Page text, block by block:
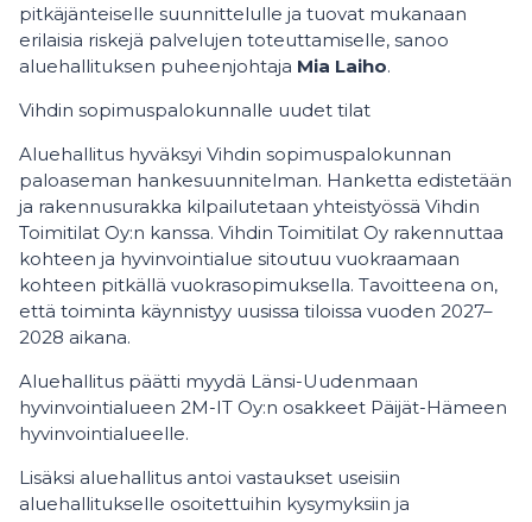
pitkäjänteiselle suunnittelulle ja tuovat mukanaan
erilaisia riskejä palvelujen toteuttamiselle, sanoo
aluehallituksen puheenjohtaja Mia Laiho.
Vihdin sopimuspalokunnalle uudet tilat
Aluehallitus hyväksyi Vihdin sopimuspalokunnan
paloaseman hankesuunnitelman. Hanketta edistetään
ja rakennusurakka kilpailutetaan yhteistyössä Vihdin
Toimitilat Oy:n kanssa. Vihdin Toimitilat Oy rakennuttaa
kohteen ja hyvinvointialue sitoutuu vuokraamaan
kohteen pitkällä vuokrasopimuksella. Tavoitteena on,
että toiminta käynnistyy uusissa tiloissa vuoden 2027–
2028 aikana.
Aluehallitus päätti myydä Länsi-Uudenmaan
hyvinvointialueen 2M-IT Oy:n osakkeet Päijät-Hämeen
hyvinvointialueelle.
Lisäksi aluehallitus antoi vastaukset useisiin
aluehallitukselle osoitettuihin kysymyksiin ja